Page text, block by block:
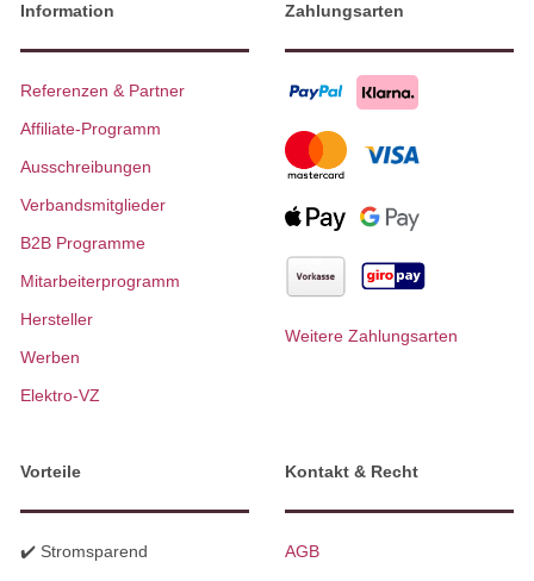
Information
Referenzen & Partner
Affiliate-Programm
Ausschreibungen
Verbandsmitglieder
B2B Programme
Mitarbeiterprogramm
Hersteller
Werben
Elektro-VZ
Zahlungsarten
Weitere Zahlungsarten
Vorteile
✔️ Stromsparend
Kontakt & Recht
AGB